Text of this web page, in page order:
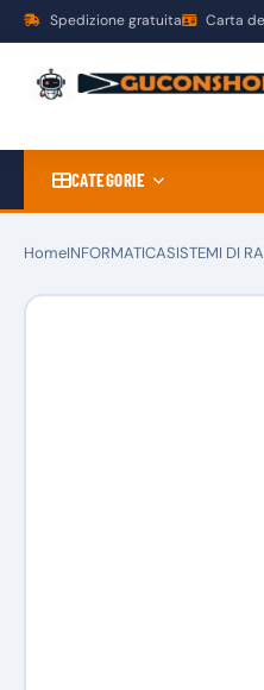
Spedizione gratuita Carta
CATEGORIE
HomeINFORMATICASISTEMI DI